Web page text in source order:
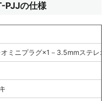
PJJの仕様
ミニプラグ×1－3.5mmステレオ